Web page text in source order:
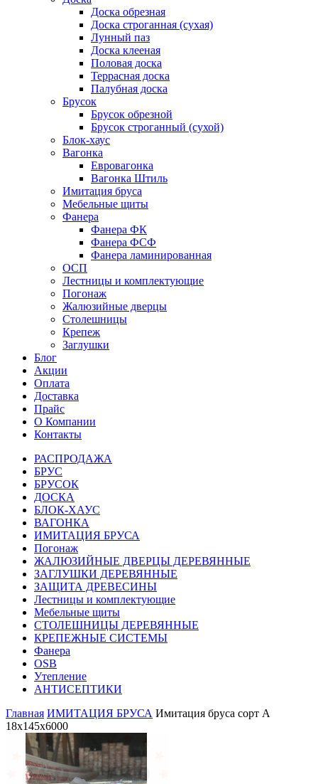
Доска обрезная
Доска строганная (сухая)
Лунный паз
Доска клееная
Половая доска
Террасная доска
Палубная доска
Брусок
Брусок обрезной
Брусок строганный (сухой)
Блок-хаус
Вагонка
Евровагонка
Вагонка Штиль
Имитация бруса
Мебельные щиты
Фанера
Фанера ФК
Фанера ФСФ
Фанера ламинированная
ОСП
Лестницы и комплектующие
Погонаж
Жалюзийные дверцы
Столешницы
Крепеж
Заглушки
Блог
Акции
Оплата
Доставка
Прайс
О Компании
Контакты
РАСПРОДАЖА
БРУС
БРУСОК
ДОСКА
БЛОК-ХАУС
ВАГОНКА
ИМИТАЦИЯ БРУСА
Погонаж
ЖАЛЮЗИЙНЫЕ ДВЕРЦЫ ДЕРЕВЯННЫЕ
ЗАГЛУШКИ ДЕРЕВЯННЫЕ
ЗАЩИТА ДРЕВЕСИНЫ
Лестницы и комплектующие
Мебельные щиты
СТОЛЕШНИЦЫ ДЕРЕВЯННЫЕ
КРЕПЕЖНЫЕ СИСТЕМЫ
Фанера
OSB
Утепление
АНТИСЕПТИКИ
Главная ИМИТАЦИЯ БРУСА Имитация бруса сорт А
18х145х6000